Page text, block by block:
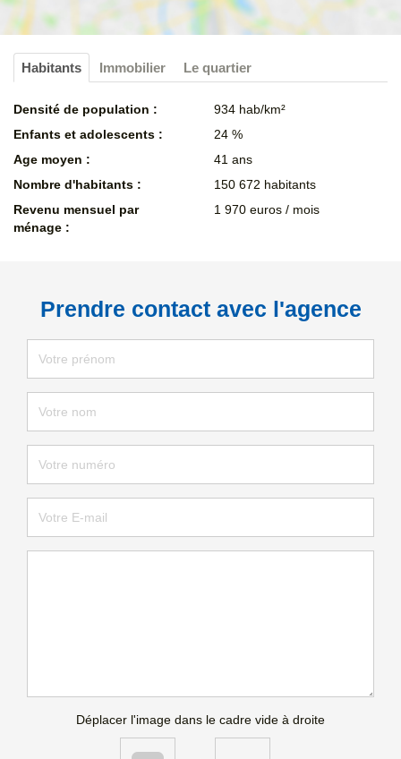
Habitants Immobilier Le quartier
Densité de population :
934 hab/km²
Enfants et adolescents :
24 %
Age moyen :
41 ans
Nombre d'habitants :
150 672 habitants
Revenu mensuel par
ménage :
1 970 euros / mois
Prendre contact avec l'agence
Déplacer l'image dans le cadre vide à droite